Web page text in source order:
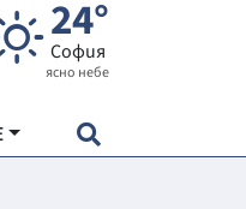
24°
София
ясно небе